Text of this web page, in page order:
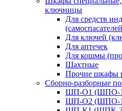
ключницы
Для средств
Для ключей
Для аптечек
Для кошмы
Шахтные
Прочие шкафы
Сборно-разборные
ШП-О1 (ШПО-
ШП-О2 (ШПО-